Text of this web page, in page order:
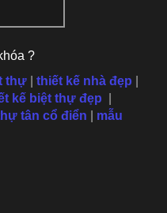
?
thự |thiết kế nhà đẹp
kế biệt thự đẹp
tân cổ điển
mẫu